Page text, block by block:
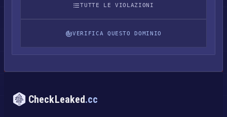
TUTTE LE VIOLAZIONI
VERIFICA QUESTO DOMINIO
CheckLeaked.cc